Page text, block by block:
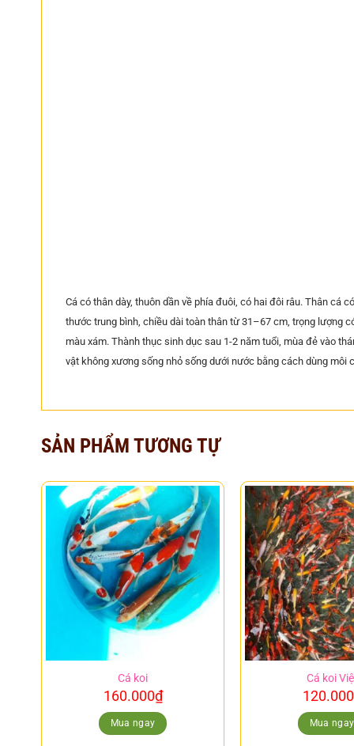
Cá có thân dày, thuôn dần về phía đuôi, có hai đôi râu. Thân cá
thước trung bình, chiều dài toàn thân từ 31–67 cm, trọng lượng
màu xám. Thành thục sinh dục sau 1-2 năm tuổi, mùa đẻ vào
vật không xương sống nhỏ sống dưới nước bằng cách dùng môi
SẢN PHẨM TƯƠNG TỰ
Cá koi
160.000₫
Mua ngay
Cá koi
120.000
Mua ngay